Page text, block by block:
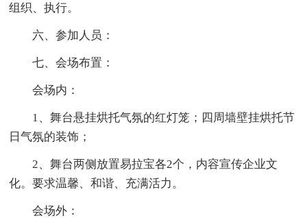
组织、执行。
六、参加人员：
七、会场布置：
会场内：
1、舞台悬挂烘托气氛的红灯笼；四周墙壁挂烘托节
日气氛的装饰；
2、舞台两侧放置易拉宝各2个，内容宣传企业文
化。要求温馨、和谐、充满活力。
会场外：